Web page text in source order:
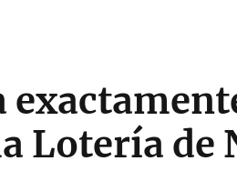
Lotería de